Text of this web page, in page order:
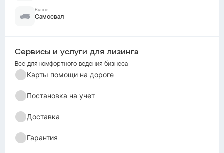
Кузов
Самосвал
Сервисы и услуги для лизинга
Все для комфортного ведения бизнеса
Карты помощи на дороге
Постановка на учет
Доставка
Гарантия